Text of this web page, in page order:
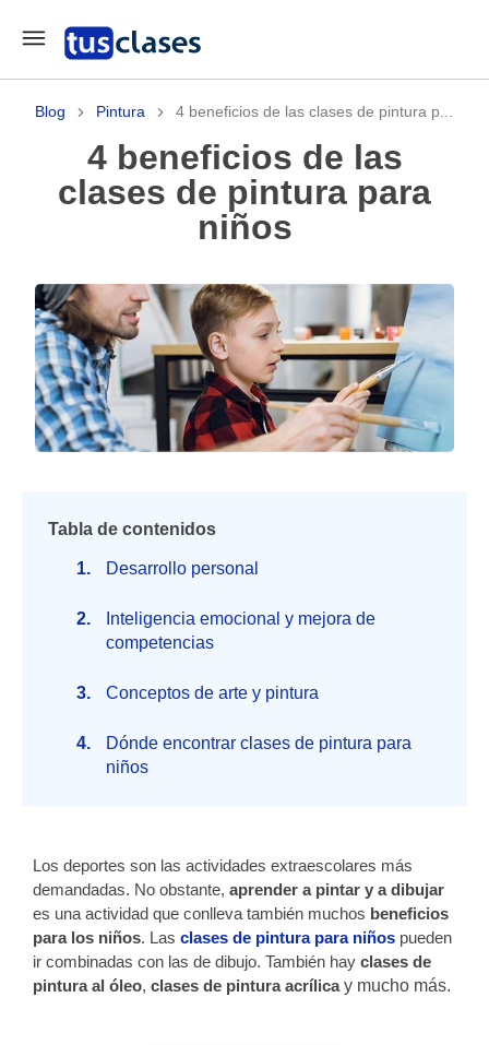
Blog Pintura 4 beneficios de las clases de pintura p...
4 beneficios de las
clases de pintura para
niños
Tabla de contenidos
Desarrollo personal
Inteligencia emocional y mejora de
competencias
Conceptos de arte y pintura
Dónde encontrar clases de pintura para
niños
Los deportes son las actividades extraescolares más
demandadas. No obstante, aprender a pintar y a dibujar
es una actividad que conlleva también muchos beneficios
para los niños. Las clases de pintura para niños pueden
ir combinadas con las de dibujo. También hay clases de
pintura al óleo, clases de pintura acrílicay mucho más.